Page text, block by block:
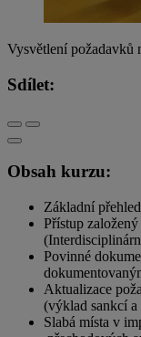
Vysvětlení požadavků
Sdílet:
Obsah kurzu:
Základní
Přístup
Povinné
Aktualizace
(výklad sankcí
Slabá místa v